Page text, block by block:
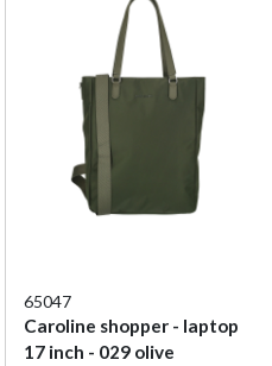
65047
Caroline shopper - laptop
17 inch - 029 olive